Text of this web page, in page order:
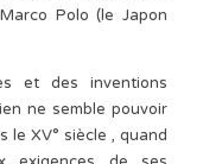
Polo (le Japon
et des inventions
ne semble pouvoir
le XV° siècle , quand